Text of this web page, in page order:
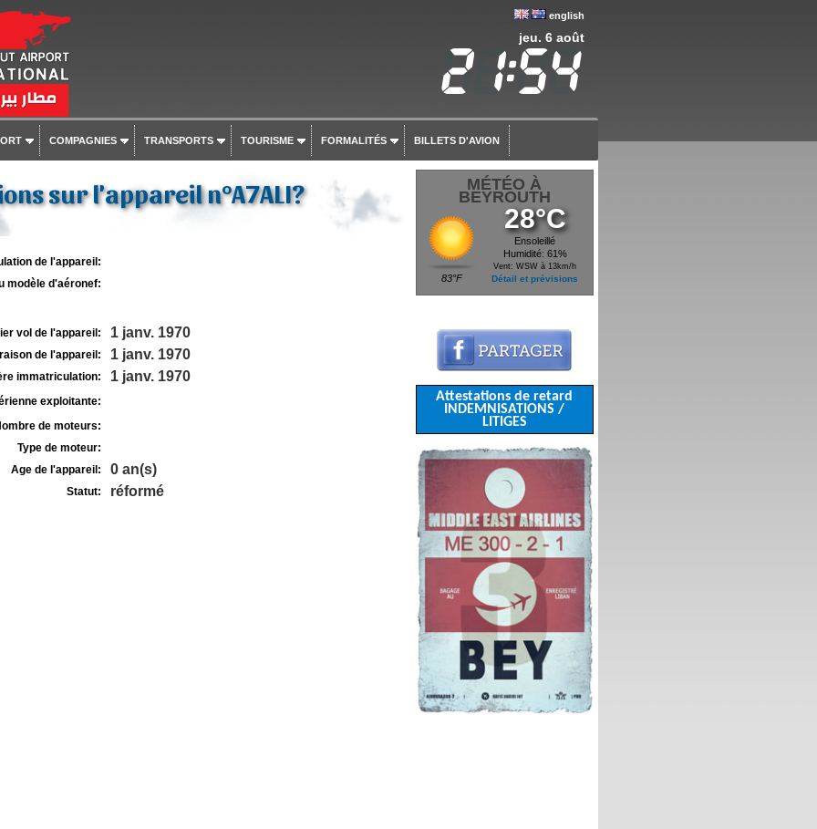
english
jeu. 6 août
COMPAGNIES TRANSPORTS TOURISME FORMALITÉS BILLETS D'AVION
sur l'appareil n°A7ALI?
de l'appareil:
modèle d'aéronef:
vol de l'appareil: 1 janv. 1970
de l'appareil: 1 janv. 1970
immatriculation: 1 janv. 1970
exploitante:
de moteurs:
Type de moteur:
Age de l'appareil:
0 an(s)
Statut: réformé
MÉTÉO À
BEYROUTH
83°F
28°C
Ensoleillé
Humidité: 61%
Vent: WSW à 13km/h
Détail et prévisions
Attestations de retard
INDEMNISATIONS /
LITIGES